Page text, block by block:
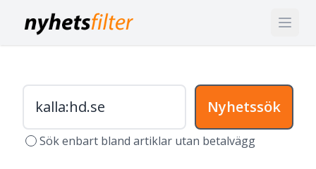
Nyhetssök
Sök enbart bland artiklar utan betalvägg